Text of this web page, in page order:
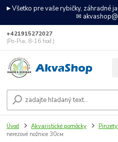
►Všetko pre vaše rybičky, záhradné
✉
+421915272027
(Po-Pia, 8-16 hod.)
Úvod Akvaristické pomôcky
nerezové nožnice 30см